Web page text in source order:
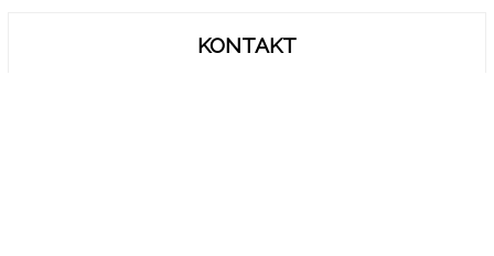
KONTAKT